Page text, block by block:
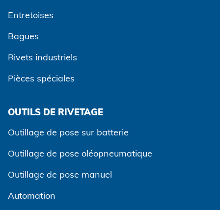
Entretoises
Bagues
Rivets industriels
Pièces spéciales
OUTILS DE RIVETAGE
Outillage de pose sur batterie
Outillage de pose oléopneumatique
Outillage de pose manuel
Automation